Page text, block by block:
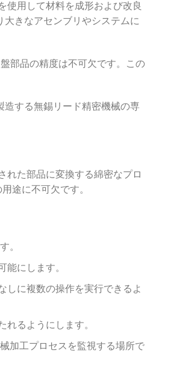
使用して材料を成形および改良
きなアセンブリやシステムに
部品の精度は不可欠です。この
する無錫リード精密機械の専
れた部品に変換する綿密なプロ
途に不可欠です。
。
能にします。
しに複数の操作を実行できるよ
れるようにします。
加工プロセスを監視する場所で